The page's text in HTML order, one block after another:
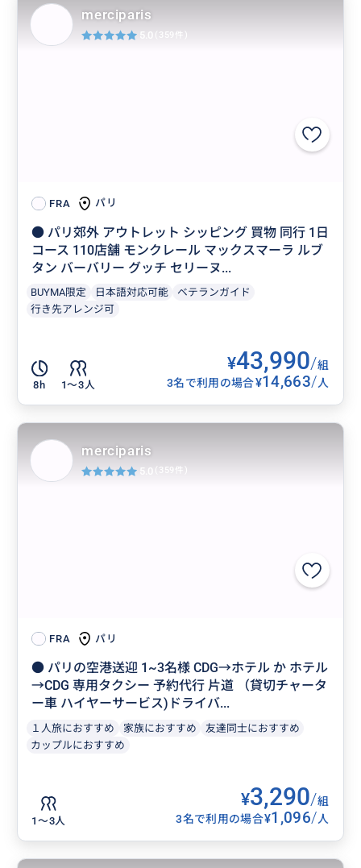
FRA パリ
● パリ郊外 アウトレット シッピング 買物 同行 1日
コース 110店舗 モンクレール マックスマーラ ルブ
タン バーバリー グッチ セリーヌ...
BUYMA限定 日本語対応可能
ベテランガイド
行き先アレンジ可
8h 1〜3人
¥43,990/組
3名で利用の場合¥14,663/人
merciparis
5.0 (359件)
FRA パリ
● パリの空港送迎 1~3名様 CDG→ホテル か ホテル
→CDG 専用タクシー 予約代行 片道 （貸切チャータ
ー車 ハイヤーサービス)ドライバ...
１人旅におすすめ 家族におすすめ
友達同士におすすめ
カップルにおすすめ
1〜3人
¥3,290/組
3名で利用の場合¥1,096/人
merciparis
5.0 (359件)